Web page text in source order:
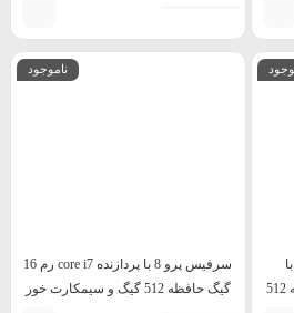
پردازنده core i7 رم 16 گیگ حافظه 512
ناموجود
سرفیس پرو 8 با پردازنده core i7 رم 16
گیگ حافظه 512 گیگ و سیمکارت خور